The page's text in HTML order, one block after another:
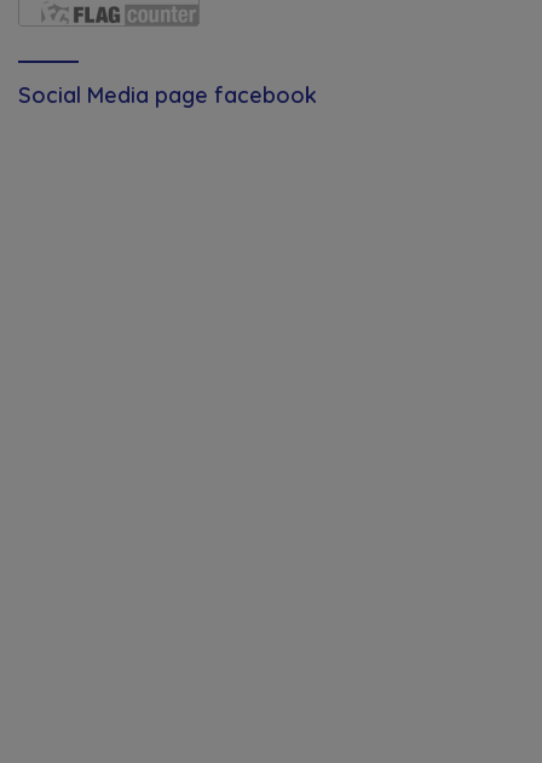
Social Media page facebook